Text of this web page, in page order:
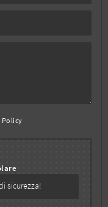
Policy